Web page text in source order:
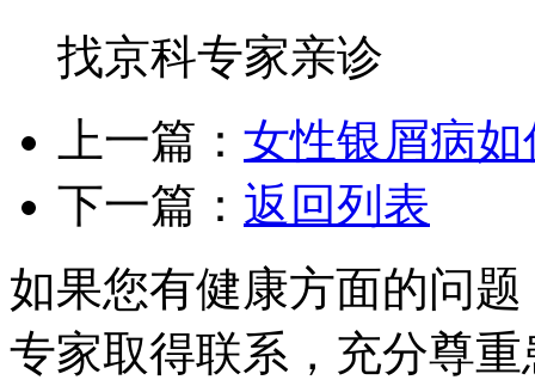
找京科专家亲诊
上一篇： 女性银屑病
下一篇： 返回列表
如果您有健康方面的问
专家取得联系，充分尊